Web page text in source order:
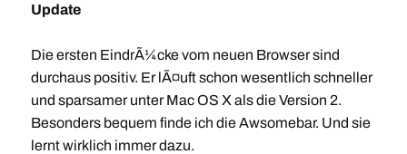
Update
Die ersten EindrÃ¼cke vom neuen Browser sind
durchaus positiv. Er lÃ¤uft schon wesentlich schneller
und sparsamer unter Mac OS X als die Version 2.
Besonders bequem finde ich die Awsomebar. Und sie
lernt wirklich immer dazu.